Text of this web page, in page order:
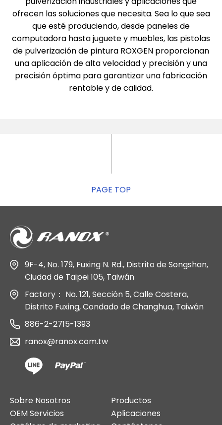
ofrecen las soluciones que necesita. Sea lo que sea
que esté produciendo, desde paneles de
computadora hasta juguete y muebles, las pistolas
de pulverización de pintura ROXGEN proporcionan
una aplicación de alta velocidad y precisión y una
precisión óptima para garantizar una fabricación
rentable y de calidad.
PAGE TOP
9F-4, No. 179, Fuxing N. Rd., Distrito de Songshan,
Ciudad de Taipei 105, Taiwán
Factory： No. 121, Sección 5, Calle Costera,
Distrito Fuxing, Condado de Changhua, Taiwán
886-2-2715-1393
ranox@ranox.com.tw
Sobre Nosotros
Productos
OEM Servicios
Aplicaciones